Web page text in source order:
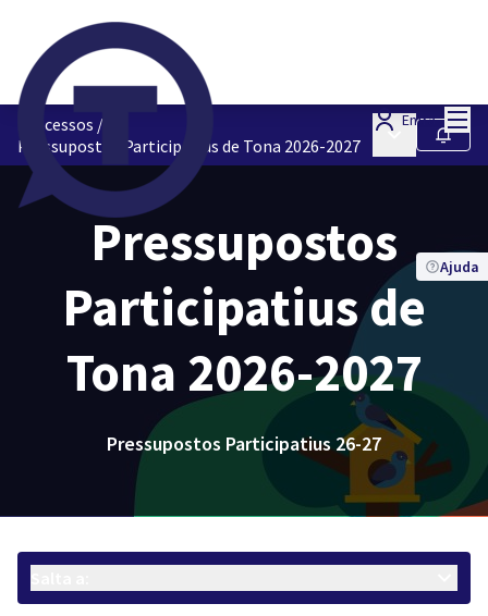
Entra
Processos /
Pressupostos Participatius de Tona 2026-2027
Menú Seguir
Ajuda
Pressupostos
Participatius de
Tona 2026-2027
Pressupostos Participatius 26-27